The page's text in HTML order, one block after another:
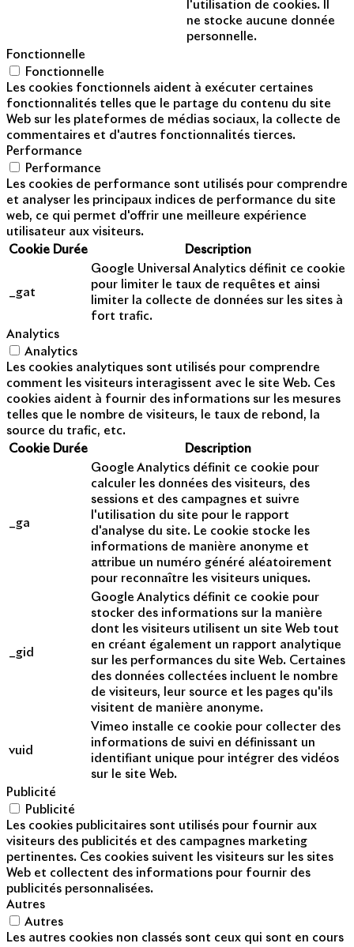
l'utilisation de cookies. Il
ne stocke aucune donnée
personnelle.
Fonctionnelle
Fonctionnelle
Les cookies fonctionnels aident à exécuter certaines
fonctionnalités telles que le partage du contenu du site
Web sur les plateformes de médias sociaux, la collecte de
commentaires et d'autres fonctionnalités tierces.
Performance
Performance
Les cookies de performance sont utilisés pour comprendre
et analyser les principaux indices de performance du site
web, ce qui permet d'offrir une meilleure expérience
utilisateur aux visiteurs.
Cookie Durée Description
_gat
Google Universal Analytics définit ce cookie
pour limiter le taux de requêtes et ainsi
limiter la collecte de données sur les sites à
fort trafic.
Analytics
Analytics
Les cookies analytiques sont utilisés pour comprendre
comment les visiteurs interagissent avec le site Web. Ces
cookies aident à fournir des informations sur les mesures
telles que le nombre de visiteurs, le taux de rebond, la
source du trafic, etc.
Cookie Durée Description
_ga
Google Analytics définit ce cookie pour
calculer les données des visiteurs, des
sessions et des campagnes et suivre
l'utilisation du site pour le rapport
d'analyse du site. Le cookie stocke les
informations de manière anonyme et
attribue un numéro généré aléatoirement
pour reconnaître les visiteurs uniques.
_gid
Google Analytics définit ce cookie pour
stocker des informations sur la manière
dont les visiteurs utilisent un site Web tout
en créant également un rapport analytique
sur les performances du site Web. Certaines
des données collectées incluent le nombre
de visiteurs, leur source et les pages qu'ils
visitent de manière anonyme.
vuid
Vimeo installe ce cookie pour collecter des
informations de suivi en définissant un
identifiant unique pour intégrer des vidéos
sur le site Web.
Publicité
Publicité
Les cookies publicitaires sont utilisés pour fournir aux
visiteurs des publicités et des campagnes marketing
pertinentes. Ces cookies suivent les visiteurs sur les sites
Web et collectent des informations pour fournir des
publicités personnalisées.
Autres
Autres
Les autres cookies non classés sont ceux qui sont en cours